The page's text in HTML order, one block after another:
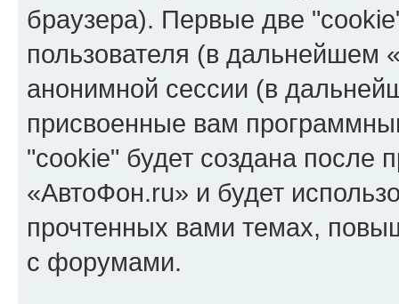
браузера). Первые две
пользователя (в дальнейшем
анонимной сессии (в
присвоенные вам
"cookie" будет создана после
«АвтоФон.ru» и будет
прочтенных вами темах,
с форумами.